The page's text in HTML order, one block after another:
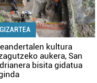
GIZARTEA
kultura
aukera, San
bisita gidatua